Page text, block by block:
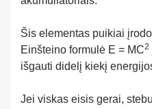
Šis elementas puikiai
Einšteino formulė E = MC2
išgauti didelį kiekį
Jei viskas eisis gerai,